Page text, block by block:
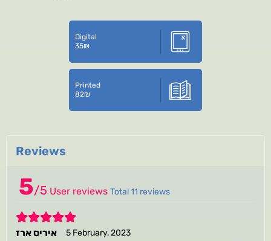
Digital
35₪
Printed
82₪
Reviews
5/5 User reviews Total 11 reviews
5
איריס ארז
5 February, 2023